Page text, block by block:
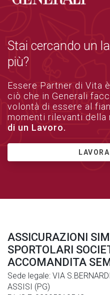
Stai cercando un
più?
Essere Partner di Vita
ciò che in Generali
volontà di essere al
momenti rilevanti della
di un Lavoro.
ASSICURAZIONI
SPORTOLARI
ACCOMANDITA
Sede legale: VIA
ASSISI (PG)